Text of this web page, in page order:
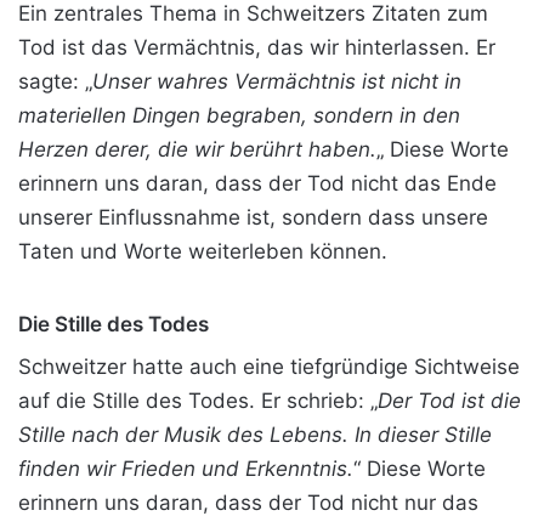
Ein zentrales Thema in Schweitzers Zitaten zum
Tod ist das Vermächtnis, das wir hinterlassen. Er
sagte: „Unser wahres Vermächtnis ist nicht in
materiellen Dingen begraben, sondern in den
Herzen derer, die wir berührt haben.„ Diese Worte
erinnern uns daran, dass der Tod nicht das Ende
unserer Einflussnahme ist, sondern dass unsere
Taten und Worte weiterleben können.
Die Stille des Todes
Schweitzer hatte auch eine tiefgründige Sichtweise
auf die Stille des Todes. Er schrieb: „Der Tod ist die
Stille nach der Musik des Lebens. In dieser Stille
finden wir Frieden und Erkenntnis.“ Diese Worte
erinnern uns daran, dass der Tod nicht nur das